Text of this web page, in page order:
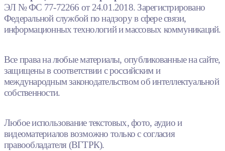
ЭЛ № ФС 77-72266 от 24.01.2018. Зарегистрировано
Федеральной службой по надзору в сфере связи,
информационных технологий и массовых коммуникаций.
Все права на любые материалы, опубликованные на сайте,
защищены в соответствии с российским и
международным законодательством об интеллектуальной
собственности.
Любое использование текстовых, фото, аудио и
видеоматериалов возможно только с согласия
правообладателя (ВГТРК).